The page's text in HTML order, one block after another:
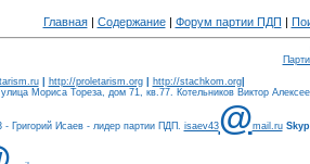
Главная| Содержание| Форум партии ПДП |
| http://proletarism.org| http://stachkom.org|
Мориса Тореза, дом 71, кв.77. Котельников Виктор
- Григорий Исаев - лидер партии ПДП. isaev43@mail.ru